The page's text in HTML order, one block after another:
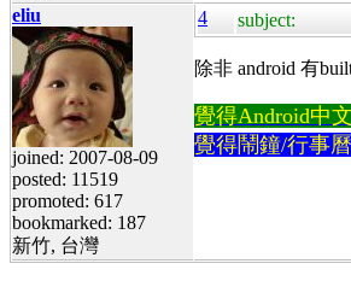
eliu
joined: 2007-08-09
posted: 11519
promoted: 617
bookmarked: 187
新竹, 台灣
4 subject:
除非 android 有
覺得Android中
覺得鬧鐘/行事